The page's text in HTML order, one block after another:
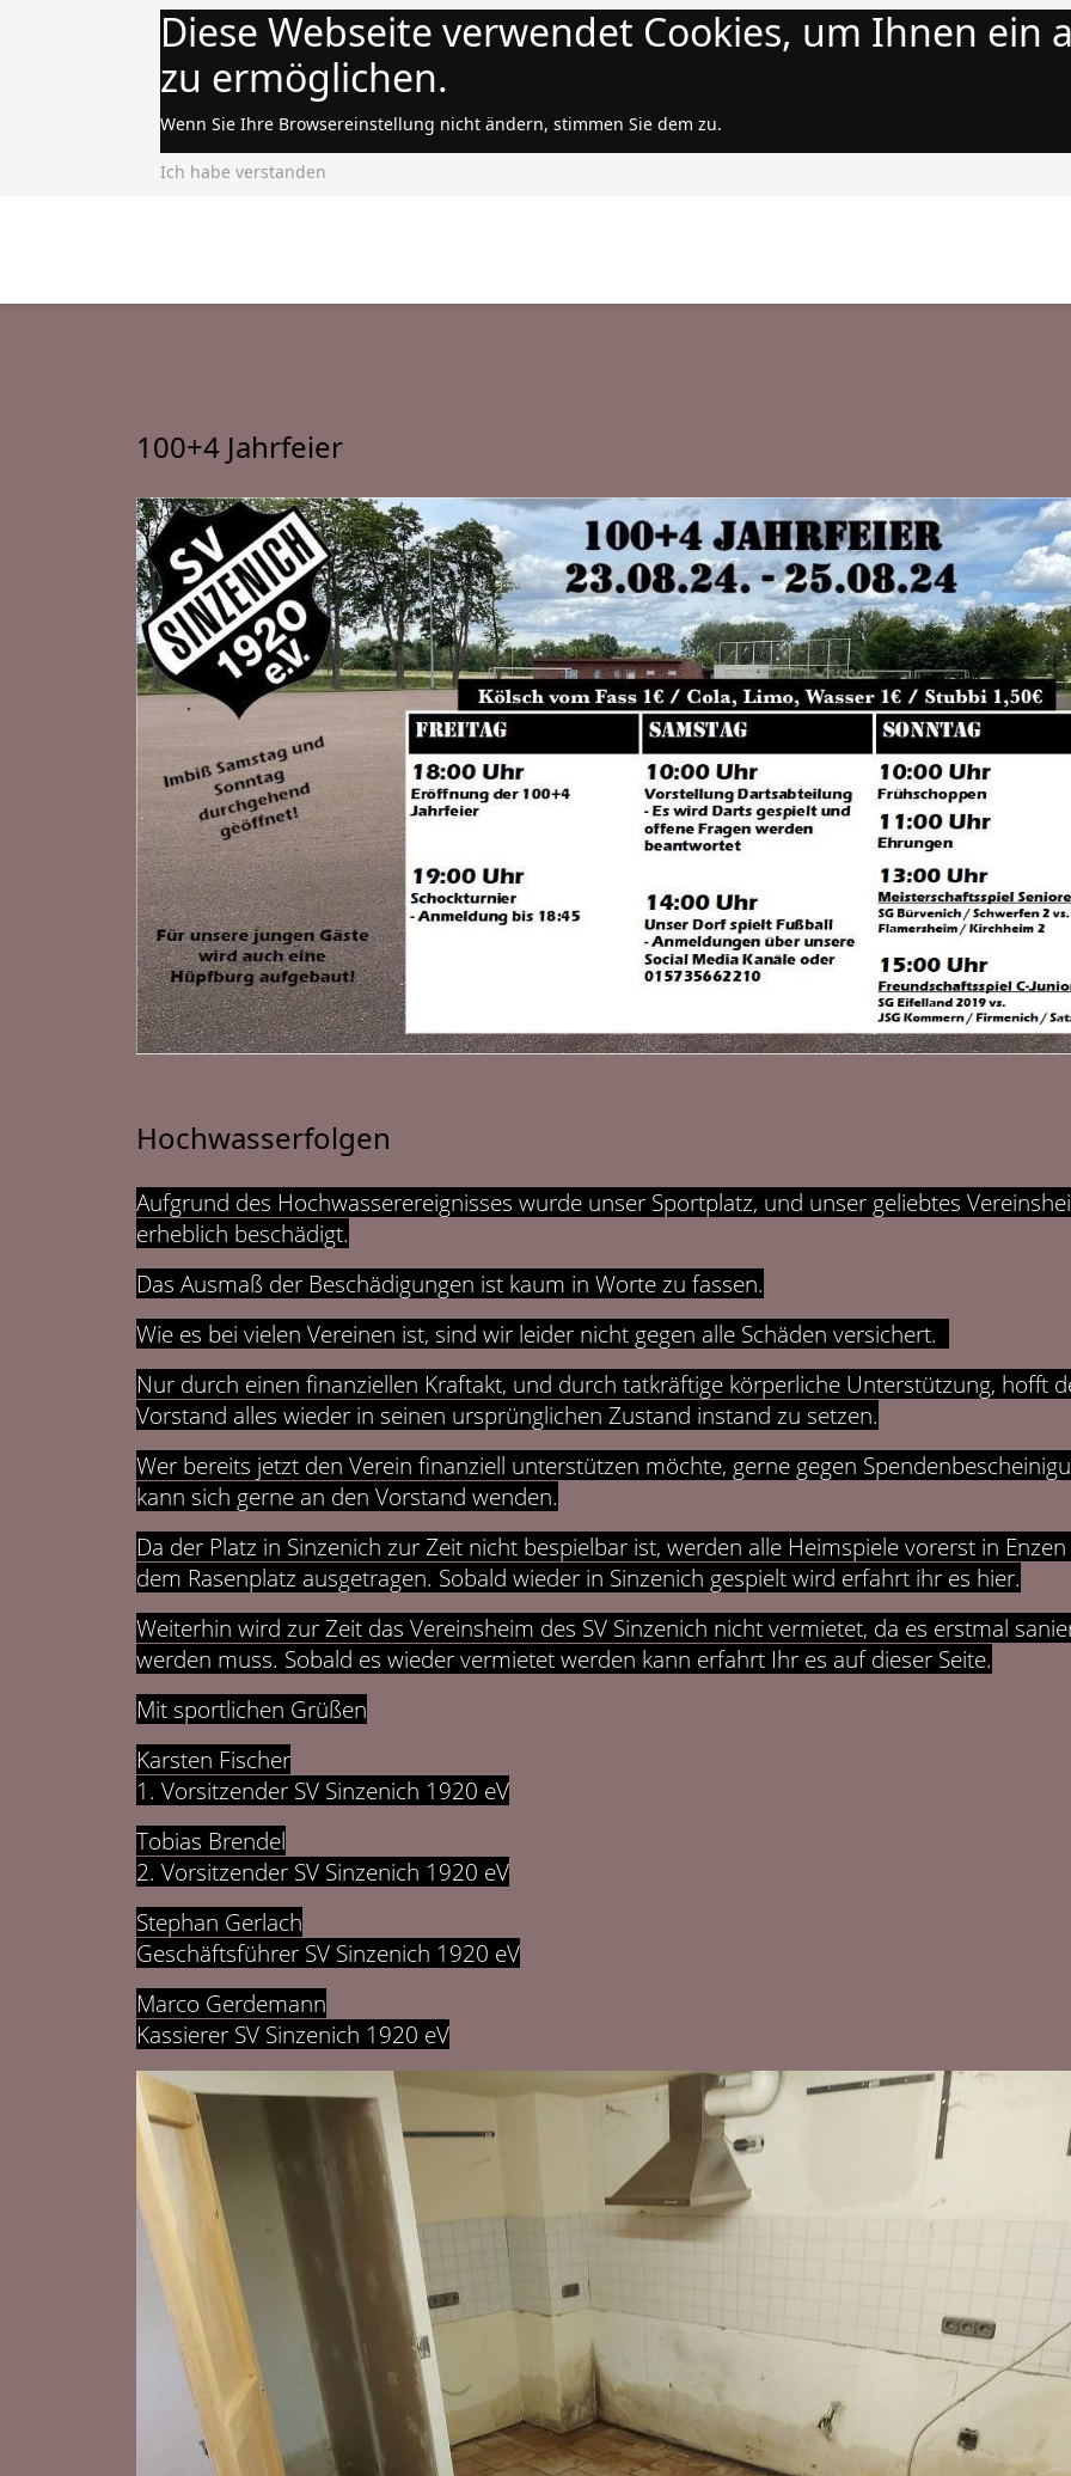
Diese Webseite verwendet Cookies, um Ihnen ein
zu ermöglichen.
Wenn Sie Ihre Browsereinstellung nicht ändern, stimmen Sie dem zu.
Ich habe verstanden
100+4 Jahrfeier
Hochwasserfolgen
Aufgrund des Hochwasserereignisses wurde unser Sportplatz, und unser geliebtes
erheblich beschädigt.
Das Ausmaß der Beschädigungen ist kaum in Worte zu fassen.
Wie es bei vielen Vereinen ist, sind wir leider nicht gegen alle Schäden versichert.
Nur durch einen finanziellen Kraftakt, und durch tatkräftige körperliche Unterstützung, hofft
Vorstand alles wieder in seinen ursprünglichen Zustand instand zu setzen.
Wer bereits jetzt den Verein finanziell unterstützen möchte, gerne gegen
kann sich gerne an den Vorstand wenden.
Da der Platz in Sinzenich zur Zeit nicht bespielbar ist, werden alle Heimspiele vorerst in
dem Rasenplatz ausgetragen. Sobald wieder in Sinzenich gespielt wird erfahrt ihr es hier.
Weiterhin wird zur Zeit das Vereinsheim des SV Sinzenich nicht vermietet, da es erstmal
werden muss. Sobald es wieder vermietet werden kann erfahrt Ihr es auf dieser Seite.
Mit sportlichen Grüßen
Karsten Fischer
1. Vorsitzender SV Sinzenich 1920 eV
Tobias Brendel
2. Vorsitzender SV Sinzenich 1920 eV
Stephan Gerlach
Geschäftsführer SV Sinzenich 1920 eV
Marco Gerdemann
Kassierer SV Sinzenich 1920 eV